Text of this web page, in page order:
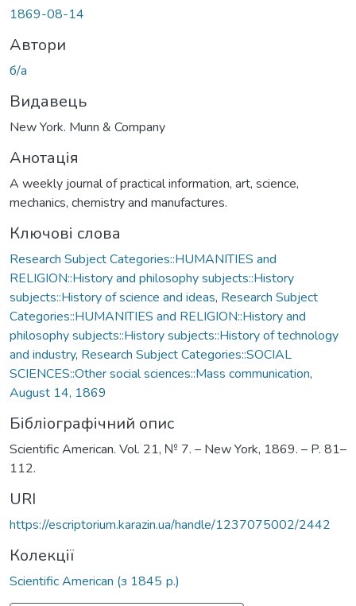
1869-08-14
Автори
б/а
Видавець
New York. Munn & Company
Анотація
A weekly journal of practical information, art, science,
mechanics, chemistry and manufactures.
Ключові слова
Research Subject Categories::HUMANITIES and
RELIGION::History and philosophy subjects::History
subjects::History of science and ideas, Research Subject
Categories::HUMANITIES and RELIGION::History and
philosophy subjects::History subjects::History of technology
and industry, Research Subject Categories::SOCIAL
SCIENCES::Other social sciences::Mass communication,
August 14, 1869
Бібліографічний опис
Scientific American. Vol. 21, № 7. – New York, 1869. – P. 81–
112.
URI
https://escriptorium.karazin.ua/handle/1237075002/2442
Колекції
Scientific American (з 1845 р.)